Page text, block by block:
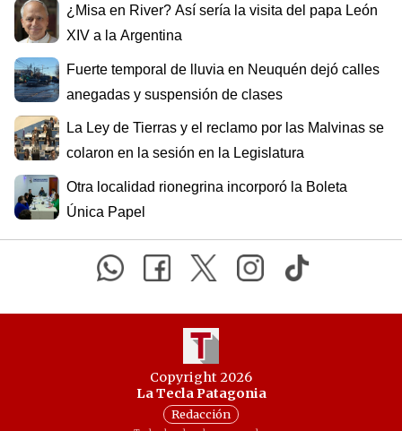
¿Misa en River? Así sería la visita del papa León
XIV a la Argentina
Fuerte temporal de lluvia en Neuquén dejó calles
anegadas y suspensión de clases
La Ley de Tierras y el reclamo por las Malvinas se
colaron en la sesión en la Legislatura
Otra localidad rionegrina incorporó la Boleta
Única Papel
Copyright 2026
La Tecla Patagonia
Redacción